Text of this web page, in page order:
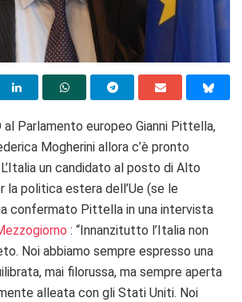
al Parlamento europeo Gianni Pittella,
Mogherini allora c’è pronto
L’Italia un candidato al posto di Alto
la politica estera dell’Ue (se le
confermato Pittella in una intervista
: “Innanzitutto l’Italia non
Noi abbiamo sempre espresso una
mai filorussa, ma sempre aperta
alleata con gli Stati Uniti. Noi